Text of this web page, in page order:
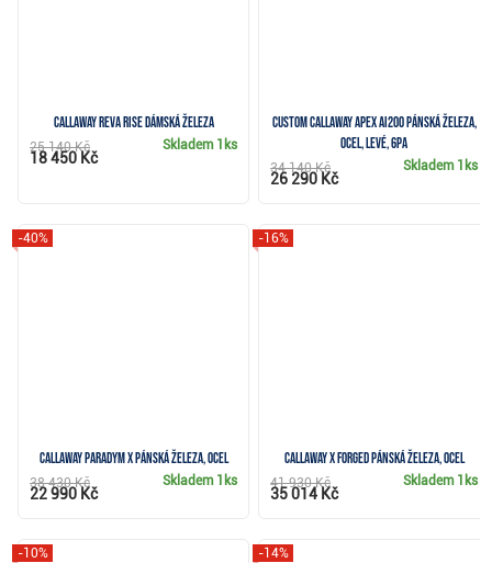
Callaway REVA Rise dámská železa
Skladem 1ks
25 140 Kč
18 450 Kč
CUSTOM Callaway Apex Ai200 pánská železa,
ocel, levé, 6PA
Skladem 1ks
34 140 Kč
26 290 Kč
Callaway Paradym X pánská železa, ocel
-40%
Skladem 1ks
38 430 Kč
22 990 Kč
Callaway X Forged pánská železa, ocel
-16%
Skladem 1ks
41 930 Kč
35 014 Kč
-10% -14%